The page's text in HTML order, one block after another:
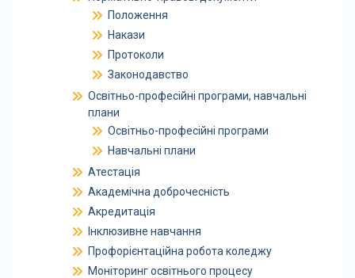
Положення
Накази
Протоколи
Законодавство
Освітньо-професійні програми, навчальні
плани
Освітньо-професійні програми
Навчальні плани
Атестація
Академічна доброчесність
Акредитація
Інклюзивне навчання
Профорієнтаційна робота коледжу
Моніторинг освітнього процесу